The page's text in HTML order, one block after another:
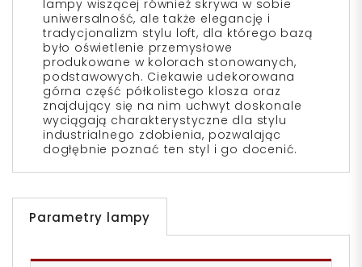
lampy wiszącej również skrywa w sobie
uniwersalność, ale także elegancję i
tradycjonalizm stylu loft, dla którego bazą
było oświetlenie przemysłowe
produkowane w kolorach stonowanych,
podstawowych. Ciekawie udekorowana
górna część półkolistego klosza oraz
znajdujący się na nim uchwyt doskonale
wyciągają charakterystyczne dla stylu
industrialnego zdobienia, pozwalając
dogłębnie poznać ten styl i go docenić.
Parametry lampy